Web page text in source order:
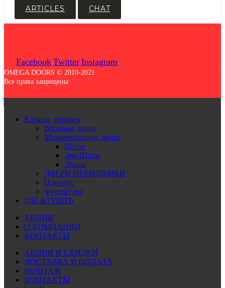
ARTICLES CHAT
Facebook Twitter Instagram
OMEGA DOORS © 2010-2021
Все права защищены
Каталог товаров
Входные двери
Межкомнатные двери
Шпон
Эко Шпон
Эмаль
ДВЕРИ НЕВИДИМКИ
Плинтус
Фурнитура
ГДЕ КУПИТЬ
АКЦИИ
О КОМПАНИИ
КОНТАКТЫ
АКЦИИ И СКИДКИ
ДОСТАВКА И ОПЛАТА
МОНТАЖ
КОНТАКТЫ